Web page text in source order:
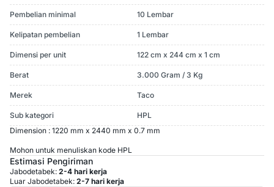
Pembelian minimal 10 Lembar
Kelipatan pembelian 1 Lembar
Dimensi per unit 122 cm x 244 cm x 1 cm
Berat 3.000 Gram / 3 Kg
Merek Taco
Sub kategori
HPL
Dimension : 1220 mm x 2440 mm x 0.7 mm
Mohon untuk menuliskan kode HPL
Estimasi Pengiriman
Jabodetabek: 2-4 hari kerja
Luar Jabodetabek: 2-7 hari kerja